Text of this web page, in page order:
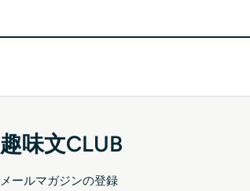
趣味文CLUB
メールマガジンの登録